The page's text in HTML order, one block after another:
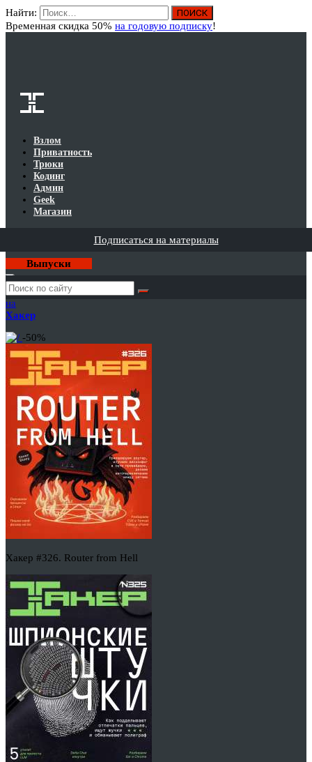
Найти:
Временная скидка 50% на годовую подписку!
Взлом
Приватность
Трюки
Кодинг
Админ
Geek
Магазин
Подписаться на материалы
Выпуски
Годовая
подписка
на
Хакер
-50%
Хакер #326. Router from Hell